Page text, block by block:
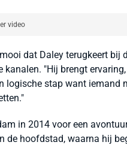
video
dat Daley terugkeert bij
"Hij brengt
logische stap want iemand
in 2014 voor een
de hoofdstad, waarna hij